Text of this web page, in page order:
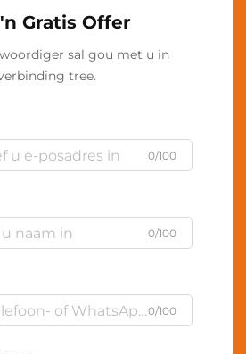
Gratis Offer
sal gou met u in
tree.
0/100
0/100
0/100